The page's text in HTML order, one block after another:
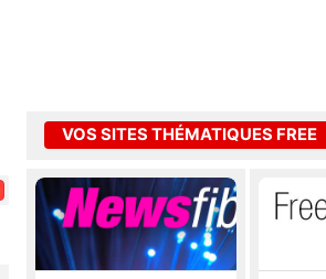
VOS SITES THÉMATIQUES FREE